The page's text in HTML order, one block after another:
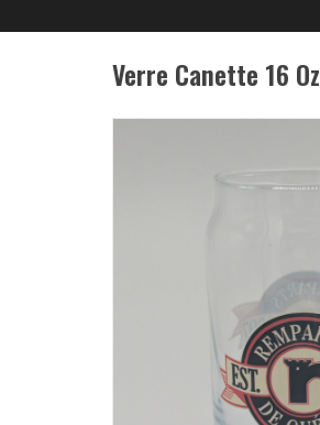
Verre Canette 16 Oz